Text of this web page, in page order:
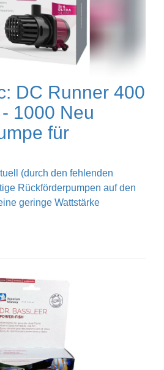
DC Runner 400
1000 Neu
für
(durch den fehlenden
Rückförderpumpen auf den
geringe Wattstärke